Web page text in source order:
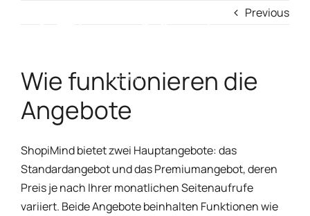
durch KI
Lösung
Ressourcen & Partner
Angebote
Previous
Wie funktionieren die
Angebote
ShopiMind bietet zwei Hauptangebote: das
Standardangebot und das Premiumangebot, deren
Preis je nach Ihrer monatlichen Seitenaufrufe
variiert. Beide Angebote beinhalten Funktionen wie